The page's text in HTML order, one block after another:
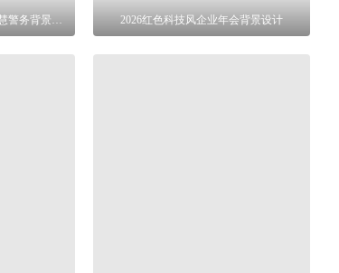
公安警察文化墙科技强警智慧警务背景文化墙 2026红色科技风企业年会背景设计